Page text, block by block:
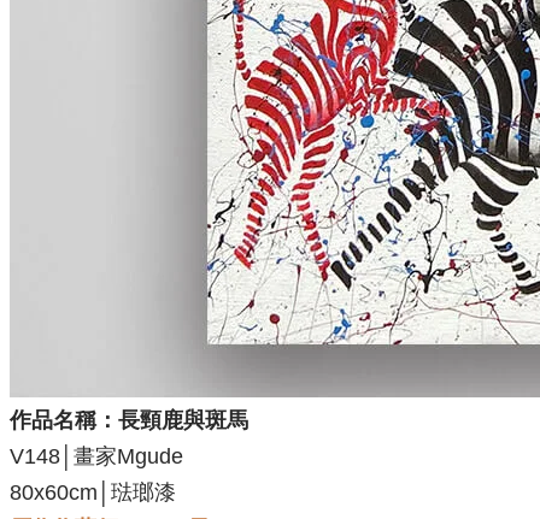
作品名稱：長頸鹿與斑馬
V148 │畫家Mgude
80x60cm│琺瑯漆